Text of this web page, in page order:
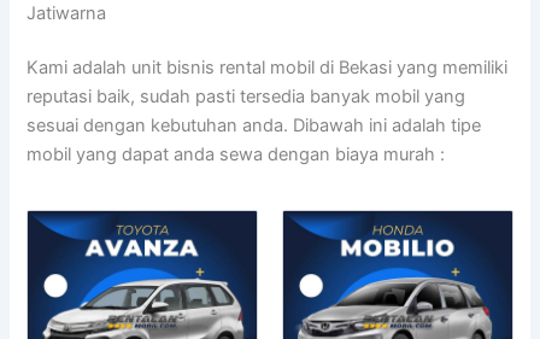
Jatiwarna
Kami adalah unit bisnis rental mobil di Bekasi yang memiliki
reputasi baik, sudah pasti tersedia banyak mobil yang
sesuai dengan kebutuhan anda. Dibawah ini adalah tipe
mobil yang dapat anda sewa dengan biaya murah :